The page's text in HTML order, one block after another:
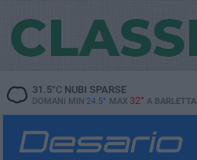
31.5°CNUBI SPARSE
DOMANI MIN 24.5° MAX 32° A BARLETTA